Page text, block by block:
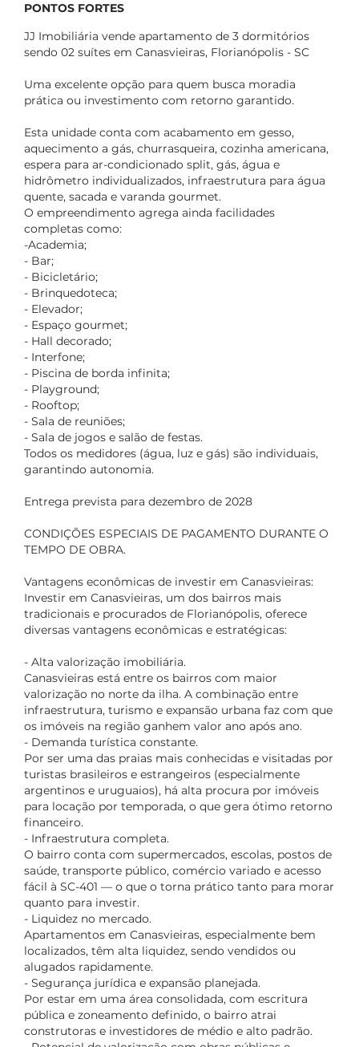
PONTOS FORTES
JJ Imobiliária vende apartamento de 3 dormitórios
sendo 02 suítes em Canasvieiras, Florianópolis - SC
Uma excelente opção para quem busca moradia
prática ou investimento com retorno garantido.
Esta unidade conta com acabamento em gesso,
aquecimento a gás, churrasqueira, cozinha americana,
espera para ar-condicionado split, gás, água e
hidrômetro individualizados, infraestrutura para água
quente, sacada e varanda gourmet.
O empreendimento agrega ainda facilidades
completas como:
-Academia;
- Bar;
- Bicicletário;
- Brinquedoteca;
- Elevador;
- Espaço gourmet;
- Hall decorado;
- Interfone;
- Piscina de borda infinita;
- Playground;
- Rooftop;
- Sala de reuniões;
- Sala de jogos e salão de festas.
Todos os medidores (água, luz e gás) são individuais,
garantindo autonomia.
Entrega prevista para dezembro de 2028
CONDIÇÕES ESPECIAIS DE PAGAMENTO DURANTE O
TEMPO DE OBRA.
Vantagens econômicas de investir em Canasvieiras:
Investir em Canasvieiras, um dos bairros mais
tradicionais e procurados de Florianópolis, oferece
diversas vantagens econômicas e estratégicas:
- Alta valorização imobiliária.
Canasvieiras está entre os bairros com maior
valorização no norte da ilha. A combinação entre
infraestrutura, turismo e expansão urbana faz com que
os imóveis na região ganhem valor ano após ano.
- Demanda turística constante.
Por ser uma das praias mais conhecidas e visitadas por
turistas brasileiros e estrangeiros (especialmente
argentinos e uruguaios), há alta procura por imóveis
para locação por temporada, o que gera ótimo retorno
financeiro.
- Infraestrutura completa.
O bairro conta com supermercados, escolas, postos de
saúde, transporte público, comércio variado e acesso
fácil à SC-401 — o que o torna prático tanto para morar
quanto para investir.
- Liquidez no mercado.
Apartamentos em Canasvieiras, especialmente bem
localizados, têm alta liquidez, sendo vendidos ou
alugados rapidamente.
- Segurança jurídica e expansão planejada.
Por estar em uma área consolidada, com escritura
pública e zoneamento definido, o bairro atrai
construtoras e investidores de médio e alto padrão.